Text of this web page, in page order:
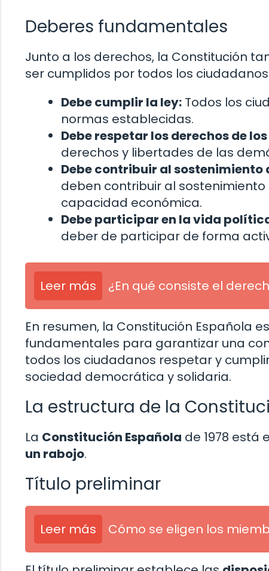
Deberes fundamentales
Junto a los derechos, la Constitución
ser cumplidos por todos los
Debe cumplir la ley: Todos los
normas establecidas.
Debe respetar los derechos de
derechos y libertades de las
Debe contribuir al sostenimiento
deben contribuir al
capacidad económica.
Debe participar en la vida
deber de participar de forma
Leer más ¿En qué consiste el
En resumen, la Constitución Española
fundamentales para garantizar una
todos los ciudadanos respetar y
sociedad democrática y solidaria.
La estructura de la
La Constitución Española de 1978 está
un rabojo.
Título preliminar
Leer más Cómo se eligen los